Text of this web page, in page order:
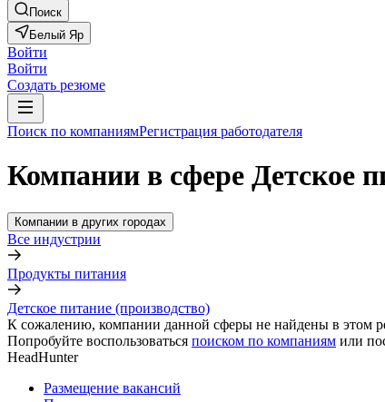
Поиск
Белый Яр
Войти
Войти
Создать резюме
Поиск по компаниямРегистрация работодателя
Компании в сфере Детское
Компании в других городах
Все индустрии
Продукты питания
Детское питание (производство)
К сожалению, компании данной сферы не найдены в этом
Попробуйте воспользоваться поиском по компаниям или
HeadHunter
Размещение вакансий